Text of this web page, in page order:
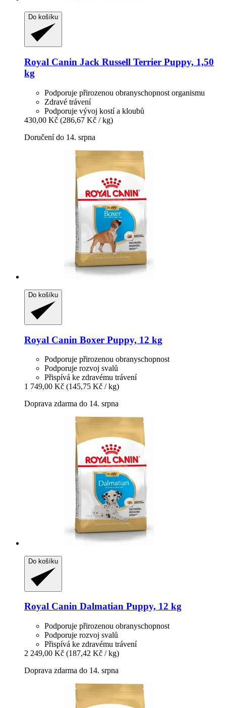
Do košíku
Royal Canin Jack Russell Terrier Puppy, 1,50
kg
Podporuje přirozenou obranyschopnost organismu
Zdravé trávení
Podporuje vývoj kostí a kloubů
430,00 Kč (286,67 Kč / kg)
Doručení do 14. srpna
Do košíku
Royal Canin Boxer Puppy, 12 kg
Podporuje přirozenou obranyschopnost
Podporuje rozvoj svalů
Přispívá ke zdravému trávení
1 749,00 Kč (145,75 Kč / kg)
Doprava zdarma do 14. srpna
Do košíku
Royal Canin Dalmatian Puppy, 12 kg
Podporuje přirozenou obranyschopnost
Podporuje rozvoj svalů
Přispívá ke zdravému trávení
2 249,00 Kč (187,42 Kč / kg)
Doprava zdarma do 14. srpna